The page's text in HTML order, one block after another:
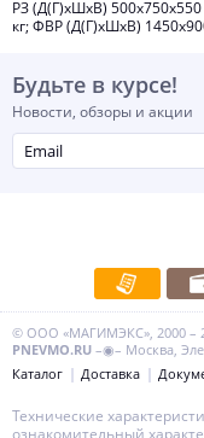
РЗ (Д(Г)хШхВ)
кг; ФВР (Д(Г)хШхВ)
Будьте в курсе!
Новости, обзоры и акции
© ООО «МАГИМЭКС», 2000 –
PNEVMO.RU –◉– Москва,
Каталог
Доставка
Технические
ознакомительный